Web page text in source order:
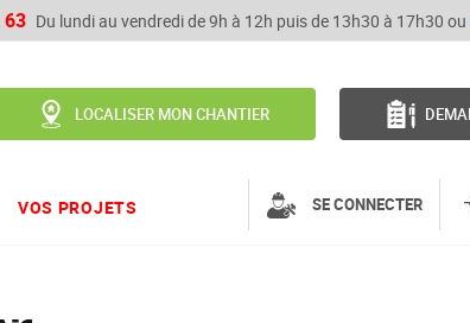
63 Du lundi au vendredi de 9h à 12h puis de 13h30 à 17h30 ou
LOCALISER MON CHANTIER
VOS PROJETS SE CONNECTER